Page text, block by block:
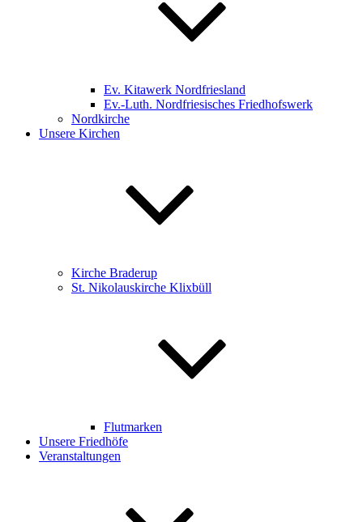
Ev. Kitawerk Nordfriesland
Ev.-Luth. Nordfriesisches Friedhofswerk
Nordkirche
Unsere Kirchen
Kirche Braderup
St. Nikolauskirche Klixbüll
Flutmarken
Unsere Friedhöfe
Veranstaltungen